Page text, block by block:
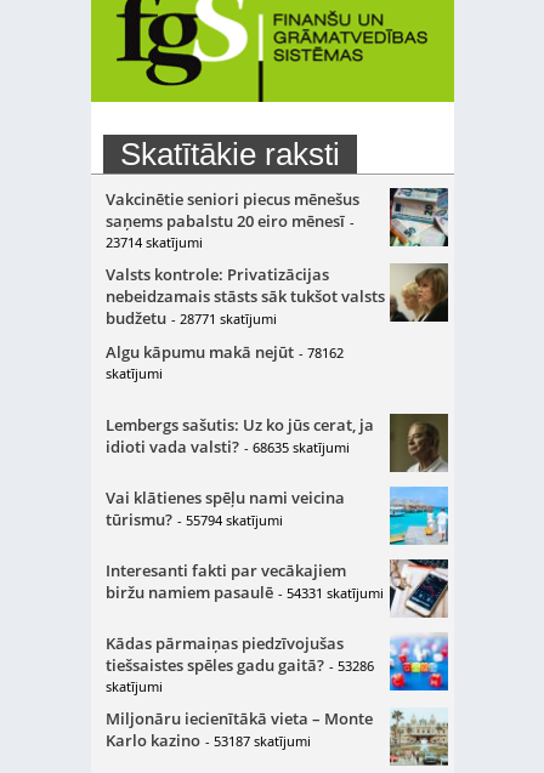
Skatītākie raksti
Vakcinētie seniori piecus mēnešus
saņems pabalstu 20 eiro mēnesī -
23714 skatījumi
Valsts kontrole: Privatizācijas
nebeidzamais stāsts sāk tukšot valsts
budžetu - 28771 skatījumi
Algu kāpumu makā nejūt - 78162
skatījumi
Lembergs sašutis: Uz ko jūs cerat, ja
idioti vada valsti? - 68635 skatījumi
Vai klātienes spēļu nami veicina
tūrismu? - 55794 skatījumi
Interesanti fakti par vecākajiem
biržu namiem pasaulē - 54331 skatījumi
Kādas pārmaiņas piedzīvojušas
tiešsaistes spēles gadu gaitā? - 53286
skatījumi
Miljonāru iecienītākā vieta – Monte
Karlo kazino - 53187 skatījumi